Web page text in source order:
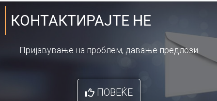
КОНТАКТИРАЈТЕ НЕ
Пријавување на проблем, давање предлози
ПОВЕЌЕ